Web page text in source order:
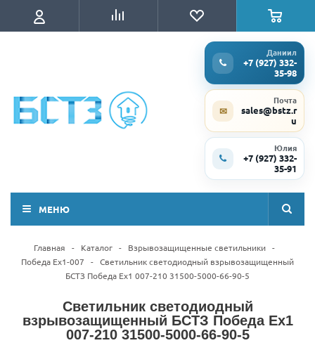
Даниил
+7 (927) 332-
35-98
✉
Почта
sales@bstz.r
u
Юлия
+7 (927) 332-
35-91
МЕНЮ
Главная - Каталог - Взрывозащищенные светильники -
Победа Ex1-007
- Светильник светодиодный взрывозащищенный
БСТЗ Победа Ex1 007-210 31500-5000-66-90-5
Светильник светодиодный
взрывозащищенный БСТЗ Победа Ex1
007-210 31500-5000-66-90-5